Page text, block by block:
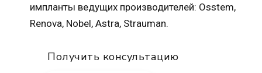
импланты ведущих производителей: Osstem,
Renova, Nobel, Astra, Strauman.
Получить консультацию